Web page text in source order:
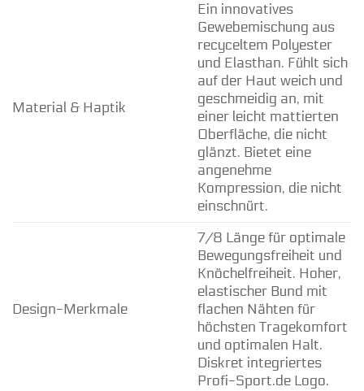
Material & Haptik
Ein innovatives
Gewebemischung aus
recyceltem Polyester
und Elasthan. Fühlt sich
auf der Haut weich und
geschmeidig an, mit
einer leicht mattierten
Oberfläche, die nicht
glänzt. Bietet eine
angenehme
Kompression, die nicht
einschnürt.
Design-Merkmale
7/8 Länge für optimale
Bewegungsfreiheit und
Knöchelfreiheit. Hoher,
elastischer Bund mit
flachen Nähten für
höchsten Tragekomfort
und optimalen Halt.
Diskret integriertes
Profi-Sport.de Logo.